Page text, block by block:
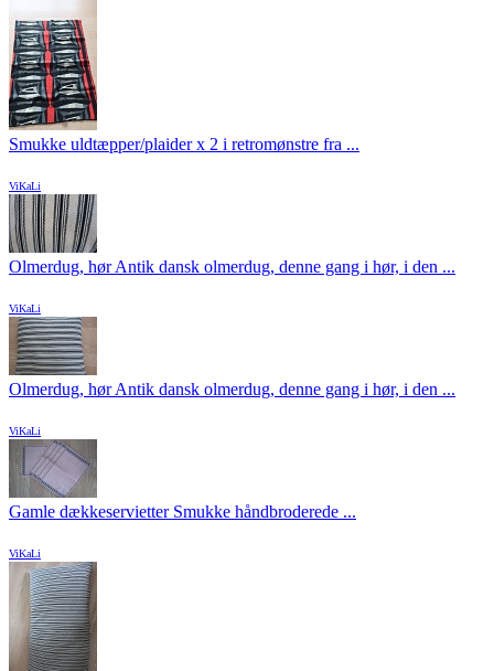
Smukke uldtæpper/plaider x 2 i retromønstre fra ...
ViKaLi
Olmerdug, hør Antik dansk olmerdug, denne gang i hør, i den ...
ViKaLi
Olmerdug, hør Antik dansk olmerdug, denne gang i hør, i den ...
ViKaLi
Gamle dækkeservietter Smukke håndbroderede ...
ViKaLi